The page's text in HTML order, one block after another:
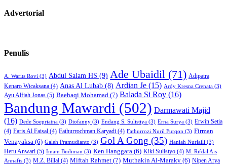
Advertorial
Penulis
A. Warits Rovi (3) Abdul Salam HS (9) Ade Ubaidil (71) Adipatra
Kenaro Wicaksana (4) Anas Al Lubab (8) Ardian Je (15) Ardy Kresna Crenata (3)
Ayu Alfiah Jonas (5) Baehaqi Mohamad (7) Balada Si Roy (16)
Bandung Mawardi (502) Darmawati Majid
(16) Dede Soepriatna (3) Diofanny (3) Endang S. Sulistiya (3) Erna Surya (3) Erwin Setia
(4) Faris Al Faisal (4) Fathurrochman Karyadi (4) Fathurrozi Nuril Furqon (3) Firman
Venayaksa (6) Galeh Pramudianto (3) Gol A Gong (35) Haniah Nurlaili (3)
Heru Anwari (5) Imam Budiman (3) Ken Hanggara (6) Kiki Sulistyo (4) M. Rifdal Ais
Annafis (3) M.Z. Billal (4) Miftah Rahmet (7) Muthakin Al-Maraky (6) Nipen Arya